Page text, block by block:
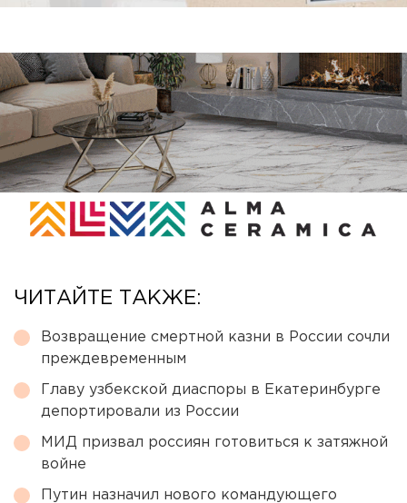
ЧИТАЙТЕ ТАКЖЕ:
Возвращение смертной казни в России сочли
преждевременным
Главу узбекской диаспоры в Екатеринбурге
депортировали из России
МИД призвал россиян готовиться к затяжной
войне
Путин назначил нового командующего